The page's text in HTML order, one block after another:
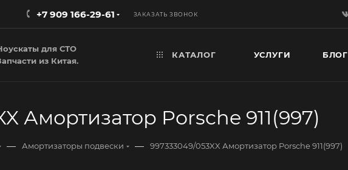
+7 909 166-29-61 ЗАКАЗАТЬ ЗВОНОК
для СТО
из Китая.
КАТАЛОГ УСЛУГИ БЛОГ
Амортизатор Porsche 911(997)
— Амортизаторы подвески — 997333049/053XX Амортизатор Porsche 911(997)